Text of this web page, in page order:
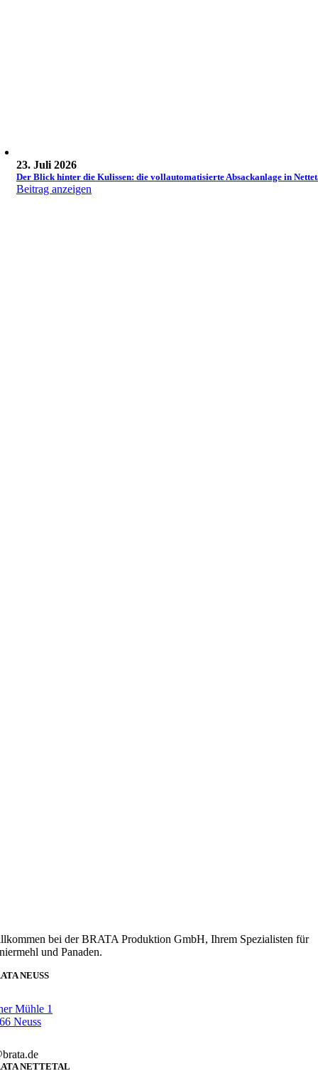
23. Juli 2026
Der Blick hinter die Kulissen: die vollautomatisierte Absackanlage in
Beitrag anzeigen
bei der BRATA Produktion GmbH, Ihrem Spezialisten für
und Panaden.
NEUSS
Mühle 1
Neuss
NETTETAL